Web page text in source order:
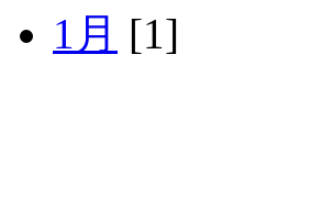
1月 [1]